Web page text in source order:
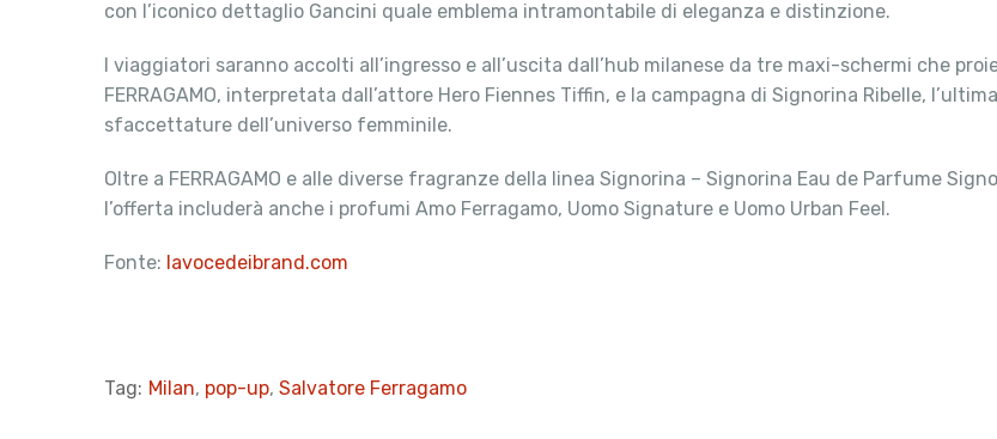
con l’iconico dettaglio Gancini quale emblema intramontabile di eleganza e distinzione.
I viaggiatori saranno accolti all’ingresso e all’uscita dall’hub milanese da tre maxi-schermi che
FERRAGAMO, interpretata dall’attore Hero Fiennes Tiffin, e la campagna di Signorina Ribelle,
sfaccettature dell’universo femminile.
Oltre a FERRAGAMO e alle diverse fragranze della linea Signorina – Signorina Eau de Parfume
l’offerta includerà anche i profumi Amo Ferragamo, Uomo Signature e Uomo Urban Feel.
Fonte: lavocedeibrand.com
Tag: Milan, pop-up, Salvatore Ferragamo